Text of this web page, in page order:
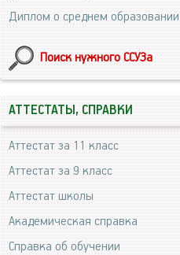
Диплом о среднем образовании
Поиск нужного ССУЗа
АТТЕСТАТЫ, СПРАВКИ
Аттестат за 11 класс
Аттестат за 9 класс
Аттестат школы
Академическая справка
Справка об обучении